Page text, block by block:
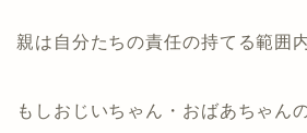
親は自分たちの責任の持てる範囲
もしおじいちゃん・おばあちゃん